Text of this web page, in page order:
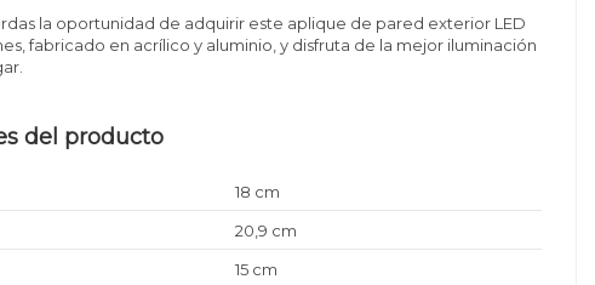
la oportunidad de adquirir este aplique de pared exterior LED
fabricado en acrílico y aluminio, y disfruta de la mejor iluminación
del producto
18 cm
20,9 cm
15 cm